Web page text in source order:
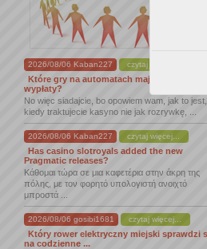
2026/08/06 Kaban227 czytaj więcej...
Które gry na automatach mają najlepsze
wypłaty?
No więc siadajcie, bo opowiem wam, jak to jest,
kiedy traktujecie kasyno nie jak rozrywkę, ...
2026/08/06 Kaban227 czytaj więcej...
Has casino slotroyals added the new
Pragmatic releases?
Κάθομαι τώρα σε μια καφετέρια στην άκρη της
πόλης, με τον φορητό υπολογιστή ανοιχτό
μπροστά ...
2026/08/06 gosibi1681 czytaj więcej...
Który rower elektryczny miejski sprawdzi
na codzienne ...